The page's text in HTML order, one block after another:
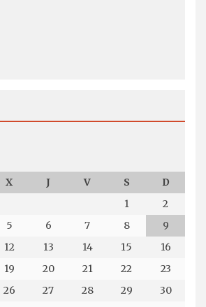
X J V S
D
1
2
5 6 7 8
9
12 13 14 15
16
19 20 21 22
23
26 27 28 29
30